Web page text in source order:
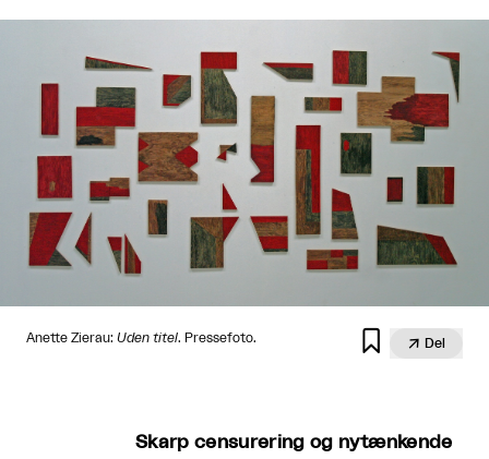
Anette Zierau: Uden titel. Pressefoto.   Del
Skarp censurering og nytænkende